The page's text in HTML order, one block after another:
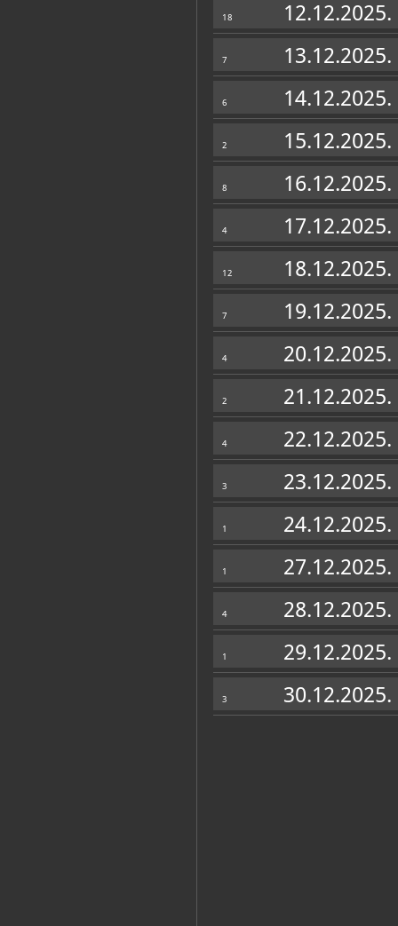
18 12.12.2025.
7 13.12.2025.
6 14.12.2025.
2 15.12.2025.
8 16.12.2025.
4 17.12.2025.
12 18.12.2025.
7 19.12.2025.
4 20.12.2025.
2 21.12.2025.
4 22.12.2025.
3 23.12.2025.
1 24.12.2025.
1 27.12.2025.
4 28.12.2025.
1 29.12.2025.
3 30.12.2025.
Zbirke
OSTALE ZBIRKE
Muzej u fondovima MDC-a
Plakatoteka (3)
Katalog knjižnice(22)
Karlovačke slikarske okosnice:
Samobor, Galerija Prica, 2022
Ivana Puljić: Glazba u slici :
Samobor, Pučko otvoreno učilište,